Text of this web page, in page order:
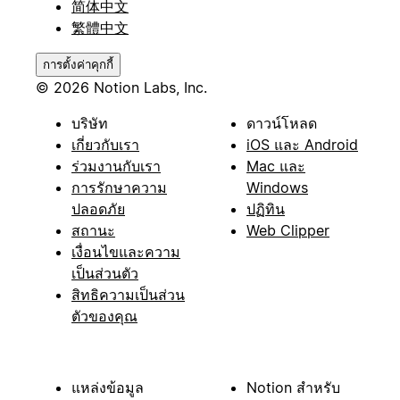
简体中文
繁體中文
การตั้งค่าคุกกี้
© 2026 Notion Labs, Inc.
บริษัท
เกี่ยวกับเรา
ร่วมงานกับเรา
การรักษาความ
ปลอดภัย
สถานะ
เงื่อนไขและความ
เป็นส่วนตัว
สิทธิความเป็นส่วน
ตัวของคุณ
ดาวน์โหลด
iOS และ Android
Mac และ
Windows
ปฏิทิน
Web Clipper
แหล่งข้อมูล Notion สำหรับ